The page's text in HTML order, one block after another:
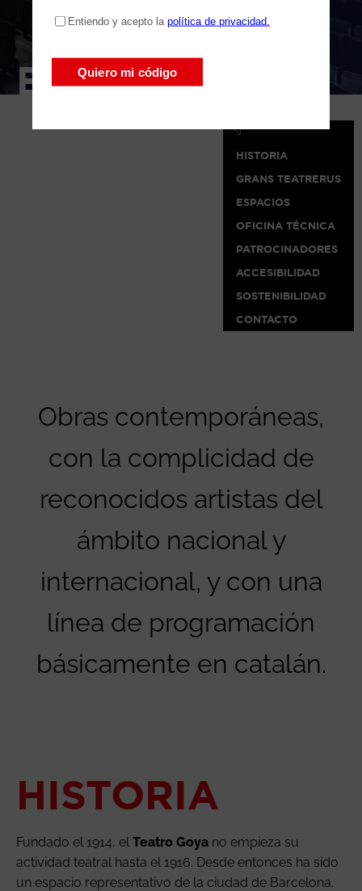
EL TEATRO
HISTORIA
GRANS TEATRERUS
ESPACIOS
OFICINA TÉCNICA
PATROCINADORES
ACCESIBILIDAD
SOSTENIBILIDAD
CONTACTO
Obras contemporáneas,
con la complicidad de
reconocidos artistas del
ámbito nacional y
internacional, y con una
línea de programación
básicamente en catalán.
HISTORIA
Fundado el 1914, el Teatro Goya no empieza su
actividad teatral hasta el 1916. Desde entonces ha sido
un espacio representativo de la ciudad de Barcelona.